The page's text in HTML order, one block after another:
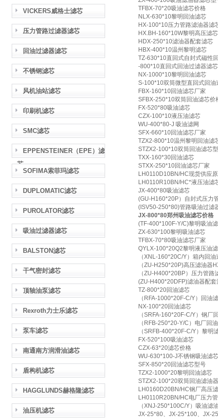
VICKERS威格士滤芯
压力管路过滤器滤芯
回油过滤器滤芯
不锈钢滤芯
风机油站滤芯
印刷机滤芯
SMC滤芯
EPPENSTEINER（EPE）滤
芯
SOFIMA索菲玛滤芯
DUPLOMATIC滤芯
PUROLATOR滤芯
吸油过滤器滤芯
BALSTON滤芯
干气密封滤芯
顶轴油泵滤芯
Rexroth力士乐滤芯
泵车滤芯
南通南方润滑油滤芯
盾构机滤芯
HAGGLUNDS赫格隆滤芯
油压机滤芯
TFBX-70*20吸油滤芯价格
NLX-630*10黎明回油滤芯
HX-100*10压力管路滤油器滤
HX.BH-160*10W黎明高压滤芯
HDX-250*10滤油器配套滤芯
HBX-400*10温州黎明滤芯
TZ-630*10直回式自封式磁性
-800*10直回式回油过滤器滤芯
NX-1000*10黎明回油滤芯
S-100*10双筒微型直回式回油
FBX-160*10回油滤芯厂家
SFBX-250*10双筒回油滤芯价
FX-520*80吸油滤芯
CZX-100*10液压油滤芯
WU-400*80-J 吸油滤网
SFX-660*10回油滤芯厂家
TZX2-800*10温州黎明回油滤
STZX2-100*10双筒回油滤芯
TXX-160*30回油滤芯
STXX-250*10回油滤芯厂家
LH0110D10BN/HC现货供应
LH0110R10BN/HC*液压油滤
JX-400*80吸油滤芯
(GU-H160*20P）自封式压力
(ISV50-250*80)管路吸油过滤
JX-800*80郑州吸油滤芯价格
(TF-400*100F-Y/C)黎明吸油
ZX-630*100黎明吸油滤芯
TFBX-70*80吸油滤芯厂家
QYLX-100*20Q2黎明液压油
（XNL-160*20C/Y）箱内回
（ZU-H250*20P)高压滤油器
（ZU-H400*20BP）压力管
(ZU-H400*20DFP)滤油器配
TZ-800*20回油滤芯
（RFA-1000*20F-C/Y）回油
NX-100*20回油滤芯
（SRFA-160*20F-C/Y）钢厂
（RFB-250*20-Y/C）电厂回
（SRFB-400*20F-C/Y）黎明
FX-520*100吸油滤芯
CZX-63*20滤芯价格
WU-630*100-J不锈钢吸油滤芯
SFX-850*20回油滤芯型号
TZX2-1000*20黎明回油滤芯
STZX2-100*20双筒回油滤油
LH0160D20BN/HC钢厂高压
LH0110R20BN/HC电厂压力
（XNJ-250*100C/Y）吸油滤
JX-25*80、JX-25*100、JX-